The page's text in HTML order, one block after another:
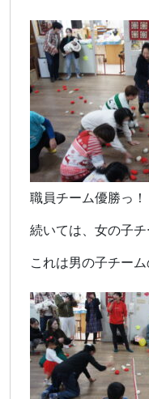
職員チーム優勝っ！
続いては、女の子チ
これは男の子チーム